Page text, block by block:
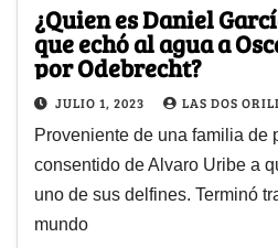
¿Quien es Daniel
que echó al agua a
por Odebrecht?
JULIO 1, 2023 LAS DOS
Proveniente de una familia de
consentido de Alvaro Uribe a
uno de sus delfines. Terminó
mundo